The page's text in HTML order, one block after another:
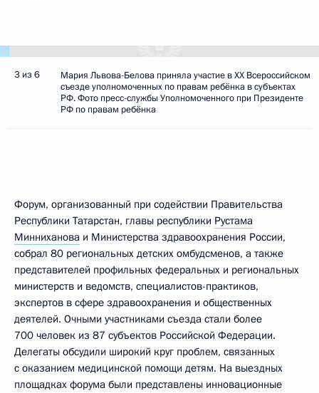
3 из 6
Мария Львова-Белова приняла участие в XX Всероссийском
съезде уполномоченных по правам ребёнка в субъектах
РФ. Фото пресс-службы Уполномоченного при Президенте
РФ по правам ребёнка
Форум, организованный при содействии Правительства
Республики Татарстан, главы республики Рустама
Минниханова и Министерства здравоохранения России,
собрал 80 региональных детских омбудсменов, а также
представителей профильных федеральных и региональных
министерств и ведомств, специалистов-практиков,
экспертов в сфере здравоохранения и общественных
деятелей. Очными участниками съезда стали более
700 человек из 87 субъектов Российской Федерации.
Делегаты обсудили широкий круг проблем, связанных
с оказанием медицинской помощи детям. На выездных
площадках форума были представлены инновационные